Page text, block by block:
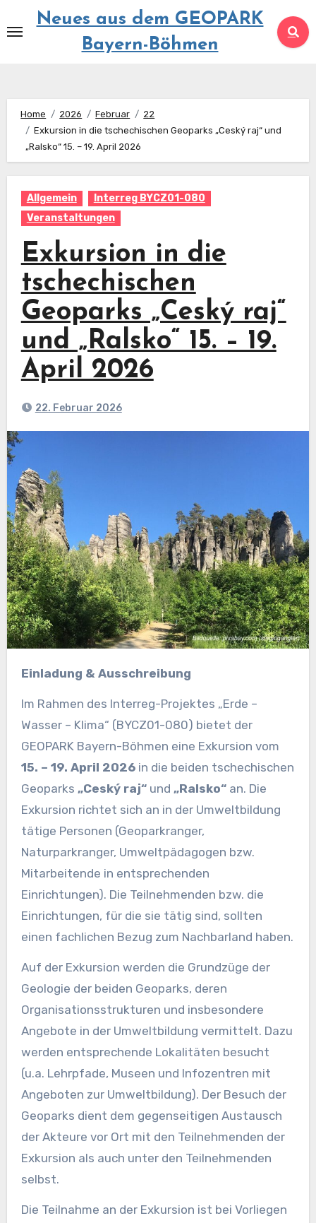
Springe
zum
Neues aus dem GEOPARK
Bayern-Böhmen
Home 2026 Februar
22
Exkursion in die tschechischen Geoparks „Ceský raj“ und
„Ralsko“ 15. – 19. April 2026
Allgemein
Interreg BYCZ01-080
Veranstaltungen
Exkursion in die
tschechischen
Geoparks „Ceský raj“
und „Ralsko“ 15. – 19.
April 2026
22. Februar 2026
Einladung & Ausschreibung
Im Rahmen des Interreg-Projektes „Erde –
Wasser – Klima“ (BYCZ01-080) bietet der
GEOPARK Bayern-Böhmen eine Exkursion vom
15. – 19. April 2026in die beiden tschechischen
Geoparks „Ceský raj“ und „Ralsko“an. Die
Exkursion richtet sich an in der Umweltbildung
tätige Personen (Geoparkranger,
Naturparkranger, Umweltpädagogen bzw.
Mitarbeitende in entsprechenden
Einrichtungen). Die Teilnehmenden bzw. die
Einrichtungen, für die sie tätig sind, sollten
einen fachlichen Bezug zum Nachbarland haben.
Auf der Exkursion werden die Grundzüge der
Geologie der beiden Geoparks, deren
Organisationsstrukturen und insbesondere
Angebote in der Umweltbildung vermittelt. Dazu
werden entsprechende Lokalitäten besucht
(u.a. Lehrpfade, Museen und Infozentren mit
Angeboten zur Umweltbildung). Der Besuch der
Geoparks dient dem gegenseitigen Austausch
der Akteure vor Ort mit den Teilnehmenden der
Exkursion als auch unter den Teilnehmenden
selbst.
Die Teilnahme an der Exkursion ist bei Vorliegen